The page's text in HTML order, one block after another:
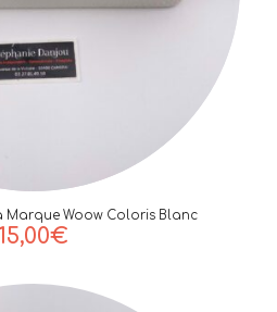
Marque Woow Coloris Blanc
15,00€